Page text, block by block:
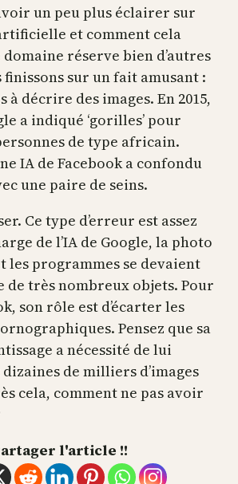
un peu plus éclairer sur
et comment cela
réserve bien d’autres
sur un fait amusant :
à décrire des images. En 2015,
a indiqué ‘gorilles’ pour
de type africain.
IA de Facebook a confondu
une paire de seins.
Ce type d’erreur est assez
de l’IA de Google, la photo
les programmes se devaient
de très nombreux objets. Pour
son rôle est d’écarter les
Pensez que sa
a nécessité de lui
de milliers d’images
cela, comment ne pas avoir
l'article !!